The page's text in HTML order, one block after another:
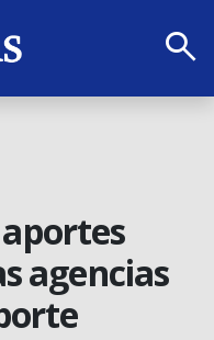
search
agencias